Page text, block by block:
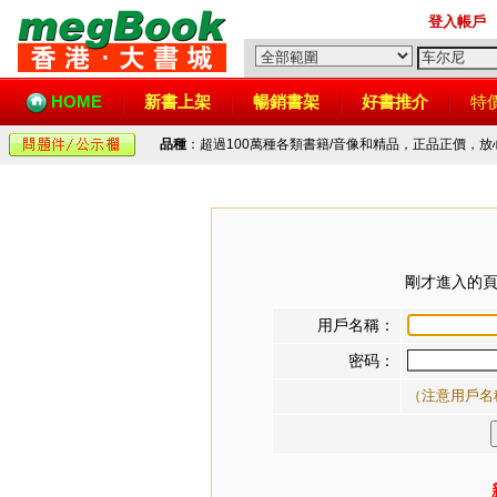
登入帳戶
HOME 新書上架 暢銷書架 好書推介 特
品種 ：超過100萬種各類書籍/音像和精品，正品正價，
剛才進入的
用戶名稱：
密码：
（注意用戶